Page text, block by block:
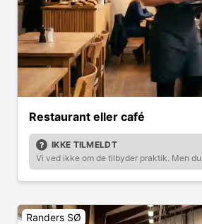
Restaurant eller café
IKKE TILMELDT
Vi ved ikke om de tilbyder praktik. Men
Randers SØ